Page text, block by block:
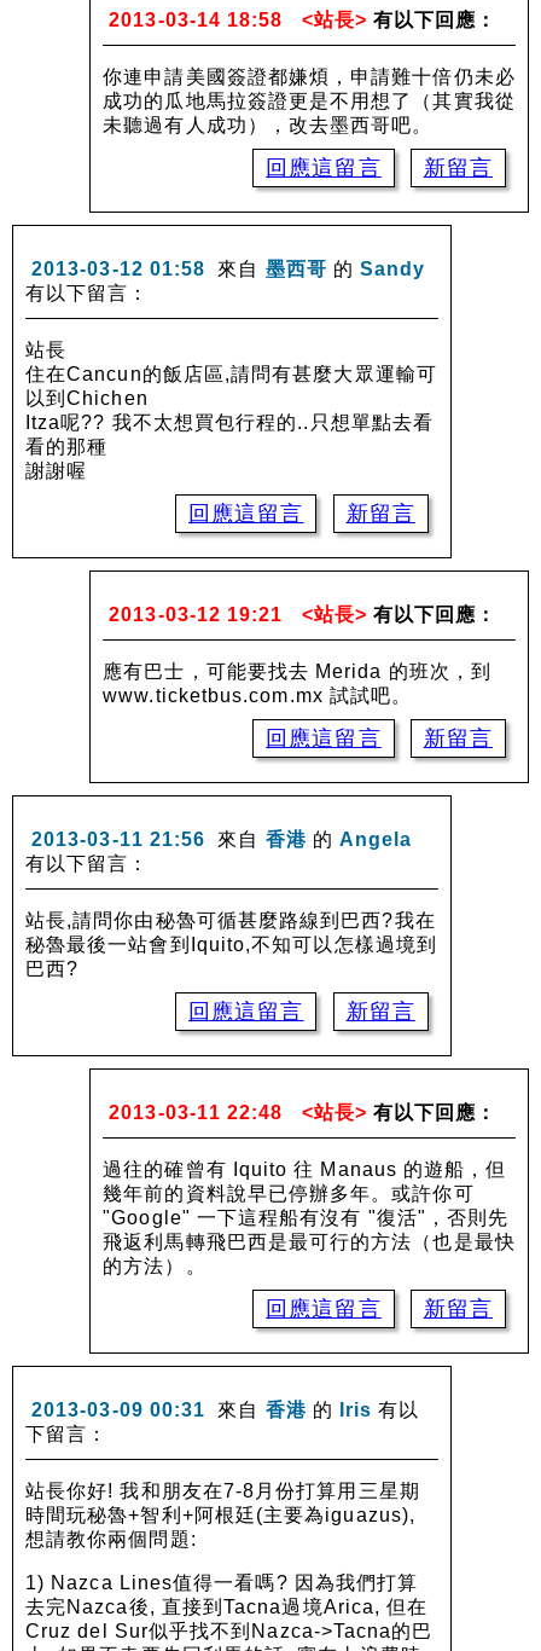
2013-03-14 18:58 <站長> 有以下回應：
你連申請美國簽證都嫌煩，申請難十倍仍未必
成功的瓜地馬拉簽證更是不用想了（其實我從
未聽過有人成功），改去墨西哥吧。
回應這留言 新留言
2013-03-12 01:58 來自 墨西哥 的 Sandy
有以下留言：
站長
住在Cancun的飯店區,請問有甚麼大眾運輸可
以到Chichen
Itza呢?? 我不太想買包行程的..只想單點去看
看的那種
謝謝喔
回應這留言 新留言
2013-03-12 19:21 <站長> 有以下回應：
應有巴士，可能要找去 Merida 的班次，到
www.ticketbus.com.mx 試試吧。
回應這留言 新留言
2013-03-11 21:56 來自 香港 的 Angela
有以下留言：
站長,請問你由秘魯可循甚麼路線到巴西?我在
秘魯最後一站會到Iquito,不知可以怎樣過境到
巴西?
回應這留言 新留言
2013-03-11 22:48 <站長> 有以下回應：
過往的確曾有 Iquito 往 Manaus 的遊船，但
幾年前的資料說早已停辦多年。或許你可
"Google" 一下這程船有沒有 "復活"，否則先
飛返利馬轉飛巴西是最可行的方法（也是最快
的方法）。
回應這留言 新留言
2013-03-09 00:31 來自 香港 的 Iris 有以
下留言：
站長你好! 我和朋友在7-8月份打算用三星期
時間玩秘魯+智利+阿根廷(主要為iguazus),
想請教你兩個問題:
1) Nazca Lines值得一看嗎? 因為我們打算
去完Nazca後, 直接到Tacna過境Arica, 但在
Cruz del Sur似乎找不到Nazca->Tacna的巴